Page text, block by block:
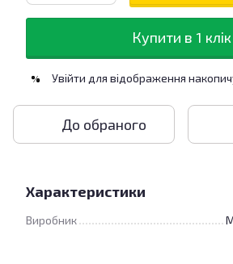
Купити в 1 клік
% Увійти для відображення
До обраного
Характеристики
Виробник